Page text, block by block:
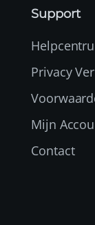
Support
Privacy
Mijn
Contact